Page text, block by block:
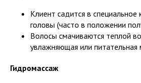
Клиент садится в специальное
головы (часто в положении
Волосы смачиваются теплой
увлажняющая или питательная
Гидромассаж